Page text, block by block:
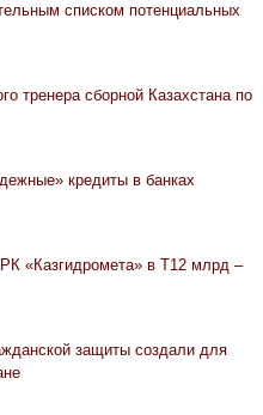
списком потенциальных
тренера сборной Казахстана по
кредиты в банках
«Казгидромета» в Т12 млрд –
защиты создали для